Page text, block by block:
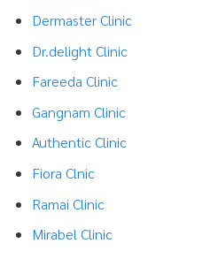
Dermaster Clinic
Dr.delight Clinic
Fareeda Clinic
Gangnam Clinic
Authentic Clinic
Fiora Clnic
Ramai Clinic
Mirabel Clinic